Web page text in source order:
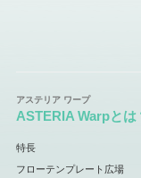
ASTERIA Warpとは
特長
フローテンプレート広場